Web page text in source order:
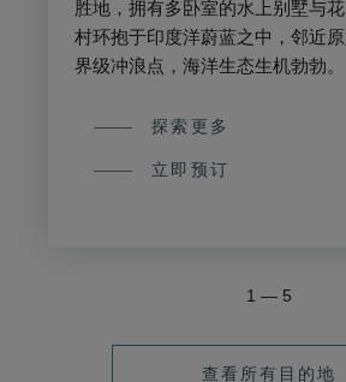
胜地，拥有多卧室的水上别墅与
村环抱于印度洋蔚蓝之中，邻近
界级冲浪点，海洋生态生机勃勃。
探索更多
立即预订
1 — 5
查看所有目的地